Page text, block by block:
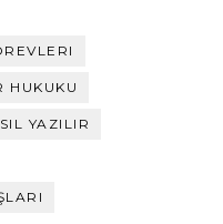
HUKUKU
YAZILIR